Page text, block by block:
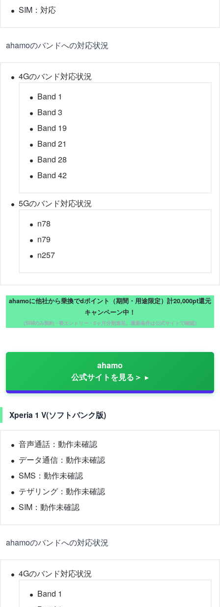
SIM：対応
ahamoのバンドへの対応状況
4Gのバンド対応状況
Band 1
Band 3
Band 19
Band 21
Band 28
Band 42
5Gのバンド対応状況
n78
n79
n257
ahamoに他社から乗換でdポイント（期間・用途限定）計20,000pt還元
キャンペーン中！
（SIMのみ契約・要エントリー・5ヶ月分割進呈。最新条件は公式サイトで確認）
ahamo
公式サイトを見る＞
Xperia 1 V(ソフトバンク版)
音声通話：動作未確認
データ通信：動作未確認
SMS：動作未確認
テザリング：動作未確認
SIM：動作未確認
ahamoのバンドへの対応状況
4Gのバンド対応状況
Band 1